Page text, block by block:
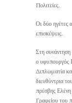
Πολιτείες.
Οι δύο ηγέτες
επισκέψεις.
Στη συνάντηση
ο υφυπουργός
Διπλωματία
διευθύντρια
πρέσβης
Γραφείου του